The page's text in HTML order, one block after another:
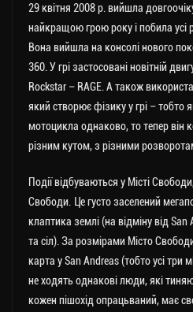
29 квітня 2008 р. вийшла
найкращою грою року і побила усі
Вона вийшла на консолі нового
360. У грі застосовані новітній
Rockstar – RAGE. А також
який створює фізику у грі – тобто
мотоцикла однаково, то тепер він
різним кутом, з різними
Події відбуваються у Місті
Свободи. Це густо заселений
клаптика землі (на відміну від San
та сіл). За розмірами Місто
карта у San Andreas (тобто усі три
не ходять однакові люди, які
кожен пішохід опрацьваний, має